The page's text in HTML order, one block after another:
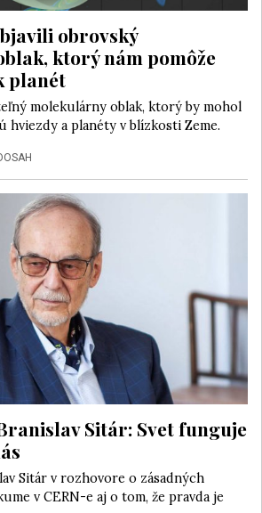
obrovský
ktorý nám pomôže
planét
molekulárny oblak, ktorý by mohol
hviezdy a planéty v blízkosti Zeme.
Sitár: Svet funguje
Sitár v rozhovore o zásadných
v CERN-e aj o tom, že pravda je